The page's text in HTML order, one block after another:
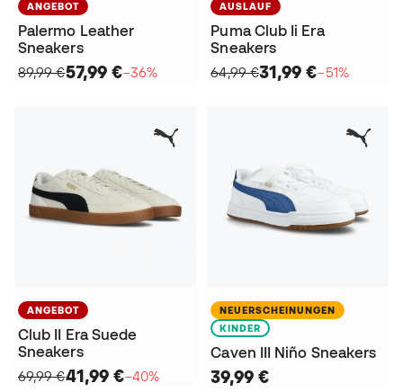
ANGEBOT
Palermo Leather
Sneakers
89,99 €57,99 €−36%
AUSLAUF
Puma Club Ii Era
Sneakers
64,99 €31,99 €−51%
ANGEBOT
Club II Era Suede
Sneakers
69,99 €41,99 €−40%
NEUERSCHEINUNGEN
KINDER
Caven III Niño Sneakers
39,99 €